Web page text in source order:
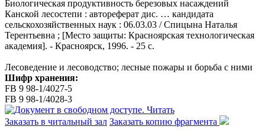
Биологическая продуктивность березовых насаждений
Канской лесостепи : автореферат дис. … кандидата
сельскохозяйственных наук : 06.03.03 / Спицына Наталья
Терентьевна ; [Место защиты: Красноярская технологическая
академия]. - Красноярск, 1996. - 25 с.
Лесоведение и лесоводство; лесные пожары и борьба с ними
Шифр хранения:
FB 9 98-1/4027-5
FB 9 98-1/4028-3
Читать
Заказать в читальный зал Заказать копию фрагмента